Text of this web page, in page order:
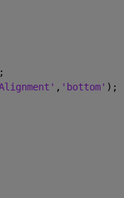
, 'bottom' );